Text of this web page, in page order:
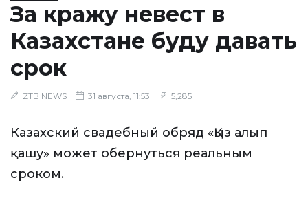
За кражу невест в
Казахстане буду давать
срок
ZTB NEWS 31 августа, 11:53 5,285
Казахский свадебный обряд «Қыз алып
қашу» может обернуться реальным
сроком.